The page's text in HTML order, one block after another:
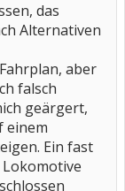
das
Alternativen
aber
falsch
geärgert,
einem
Ein fast